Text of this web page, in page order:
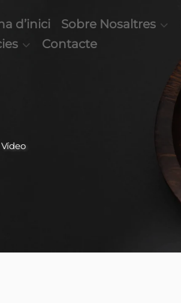
d’inici Sobre Nosaltres
Contacte
Vídeo